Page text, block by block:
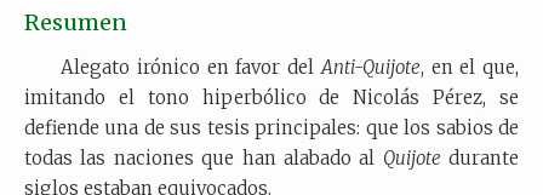
Resumen
Alegato irónico en favor del Anti-Quijote, en el que,
imitando el tono hiperbólico de Nicolás Pérez, se
defiende una de sus tesis principales: que los sabios de
todas las naciones que han alabado al Quijote durante
siglos estaban equivocados.